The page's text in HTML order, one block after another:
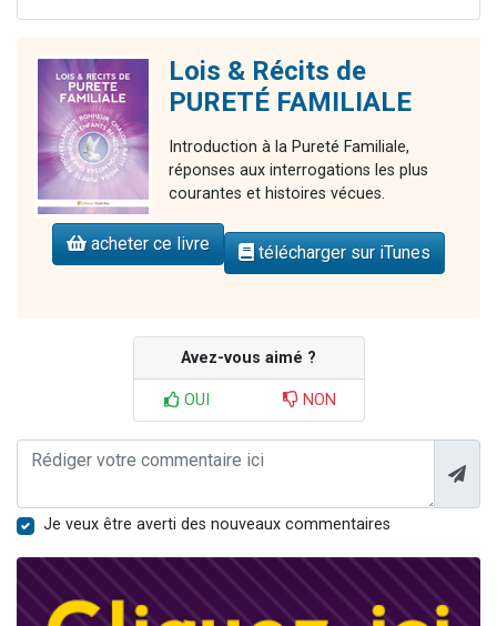
Lois & Récits de
PURETÉ FAMILIALE
Introduction à la Pureté Familiale,
réponses aux interrogations les plus
courantes et histoires vécues.
acheter ce livre télécharger sur iTunes
Avez-vous aimé ?
OUI NON
Je veux être averti des nouveaux commentaires